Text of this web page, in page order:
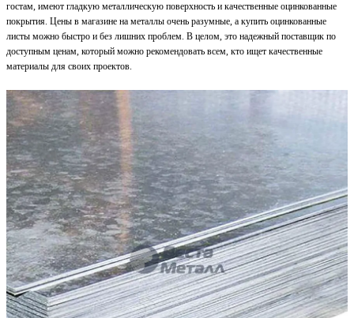
гостам, имеют гладкую металлическую поверхность и качественные оцинкованные
покрытия. Цены в магазине на металлы очень разумные, а купить оцинкованные
листы можно быстро и без лишних проблем. В целом, это надежный поставщик по
доступным ценам, который можно рекомендовать всем, кто ищет качественные
материалы для своих проектов.